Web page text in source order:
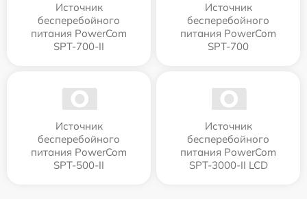
Источник
бесперебойного
питания PowerCom
SPT-700-II
Источник
бесперебойного
питания PowerCom
SPT-700
Источник
бесперебойного
питания PowerCom
SPT-500-II
Источник
бесперебойного
питания PowerCom
SPT-3000-II LCD